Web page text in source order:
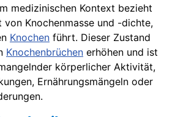
medizinischen Kontext bezieht
von Knochenmasse und -dichte,
Knochen führt. Dieser Zustand
Knochenbrüchen erhöhen und ist
körperlicher Aktivität,
Ernährungsmängeln oder